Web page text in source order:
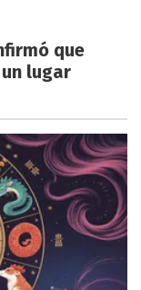
que
lugar